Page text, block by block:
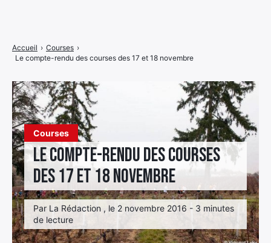
Courses
Le compte-rendu des courses
des 17 et 18 novembre
Par La Rédaction , le 2 novembre 2016 - 3 minutes
de lecture
Accueil › Courses ›
Le compte-rendu des courses des 17 et 18 novembre
ÉlémentÉlément
menu